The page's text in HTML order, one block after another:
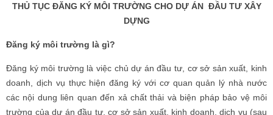
THỦ TỤC ĐĂNG KÝ MÔI TRƯỜNG CHO DỰ ÁN ĐẦU TƯ XÂY
DỰNG
Đăng ký môi trường là gì?
Đăng ký môi trường là việc chủ dự án đầu tư, cơ sở sản xuất, kinh
doanh, dịch vụ thực hiện đăng ký với cơ quan quản lý nhà nước
các nội dung liên quan đến xả chất thải và biện pháp bảo vệ môi
trường của dự án đầu tư, cơ sở sản xuất, kinh doanh, dịch vụ (sau